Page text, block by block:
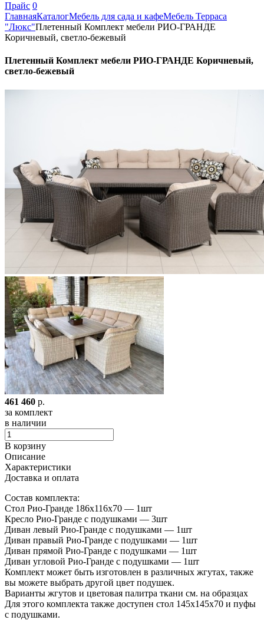
Прайс 0
ГлавнаяКаталогМебель для сада и кафеМебель Терраса
"Люкс"Плетенный Комплект мебели РИО-ГРАНДЕ
Коричневый, светло-бежевый
Плетенный Комплект мебели РИО-ГРАНДЕ Коричневый,
светло-бежевый
461 460 р.
за комплект
в наличии
В корзину
Описание
Характеристики
Доставка и оплата
Состав комплекта:
Стол Рио-Гранде 186х116х70 — 1шт
Кресло Рио-Гранде с подушками — 3шт
Диван левый Рио-Гранде с подушками — 1шт
Диван правый Рио-Гранде с подушками — 1шт
Диван прямой Рио-Гранде с подушками — 1шт
Диван угловой Рио-Гранде с подушками — 1шт
Комплект может быть изготовлен в различных жгутах, также
вы можете выбрать другой цвет подушек.
Варианты жгутов и цветовая палитра ткани см. на образцах
Для этого комплекта также доступен стол 145х145х70 и пуфы
с подушками.